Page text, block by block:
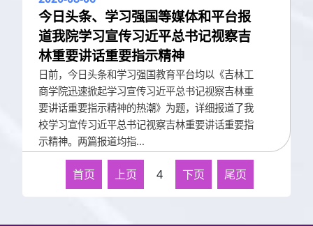
今日头条、学习强国等媒体和平台报
道我院学习宣传习近平总书记视察吉
林重要讲话重要指示精神
日前，今日头条和学习强国教育平台均以《吉林工
商学院迅速掀起学习宣传习近平总书记视察吉林重
要讲话重要指示精神的热潮》为题，详细报道了我
校学习宣传习近平总书记视察吉林重要讲话重要指
示精神。两篇报道均指...
首页 上页 4 下页 尾页